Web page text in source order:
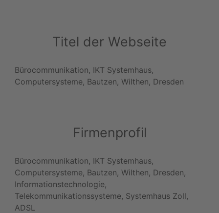
Titel der Webseite
Bürocommunikation, IKT Systemhaus,
Computersysteme, Bautzen, Wilthen, Dresden
Firmenprofil
Bürocommunikation, IKT Systemhaus,
Computersysteme, Bautzen, Wilthen, Dresden,
Informationstechnologie,
Telekommunikationssysteme, Systemhaus Zoll,
ADSL